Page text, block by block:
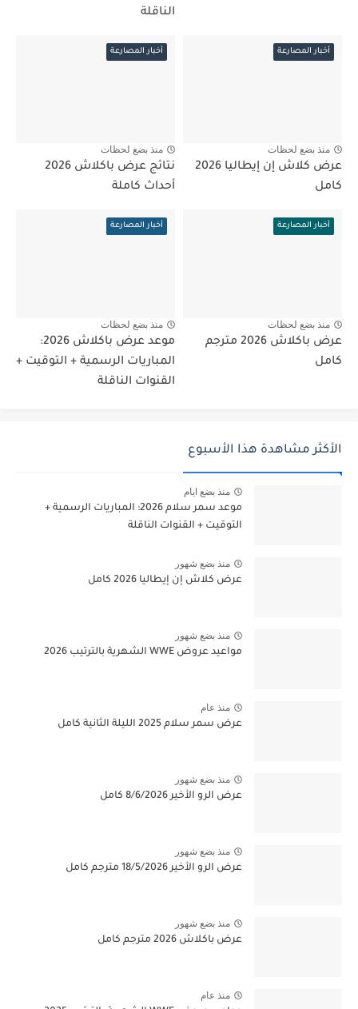
الناقلة
أخبار المصارعة
منذ بضع لحظات
عرض كلاش إن إيطاليا 2026
كامل
أخبار المصارعة
منذ بضع لحظات
نتائج عرض باكلاش 2026
أحداث كاملة
أخبار المصارعة
منذ بضع لحظات
عرض باكلاش 2026 مترجم
كامل
أخبار المصارعة
منذ بضع لحظات
موعد عرض باكلاش 2026:
المباريات الرسمية + التوقيت +
القنوات الناقلة
الأكثر مشاهدة هذا الأسبوع
منذ بضع ايام
موعد سمر سلام 2026: المباريات الرسمية +
التوقيت + القنوات الناقلة
منذ بضع شهور
عرض كلاش إن إيطاليا 2026 كامل
منذ بضع شهور
مواعيد عروض WWE الشهرية بالترتيب 2026
منذ عام
عرض سمر سلام 2025 الليلة الثانية كامل
منذ بضع شهور
عرض الرو الأخير 8/6/2026 كامل
منذ بضع شهور
عرض الرو الأخير 18/5/2026 مترجم كامل
منذ بضع شهور
عرض باكلاش 2026 مترجم كامل
منذ عام